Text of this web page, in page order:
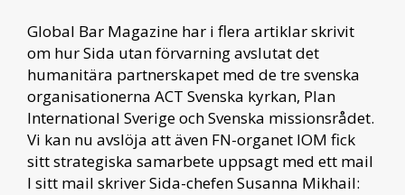
Global Bar Magazine har i flera artiklar skrivit
om hur Sida utan förvarning avslutat det
humanitära partnerskapet med de tre svenska
organisationerna ACT Svenska kyrkan, Plan
International Sverige och Svenska missionsrådet.
Vi kan nu avslöja att även FN-organet IOM fick
sitt strategiska samarbete uppsagt med ett mail
I sitt mail skriver Sida-chefen Susanna Mikhail: